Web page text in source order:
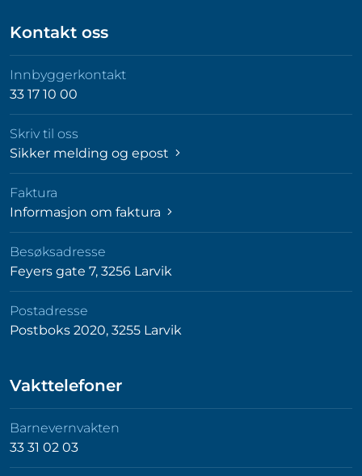
Kontakt oss
Innbyggerkontakt
33 17 10 00
Skriv til oss
Sikker melding og epost
Faktura
Informasjon om faktura
Besøksadresse
Feyers gate 7, 3256 Larvik
Postadresse
Postboks 2020, 3255 Larvik
Vakttelefoner
Barnevernvakten
33 31 02 03